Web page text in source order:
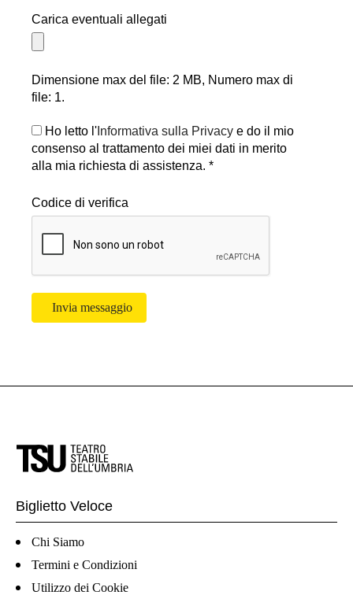
Carica eventuali allegati
Dimensione max del file: 2 MB, Numero max di
file: 1.
Ho letto l' Informativa sulla Privacy e do il mio
consenso al trattamento dei miei dati in merito
alla mia richiesta di assistenza. *
Codice di verifica
Invia messaggio
Biglietto Veloce
Chi Siamo
Termini e Condizioni
Utilizzo dei Cookie